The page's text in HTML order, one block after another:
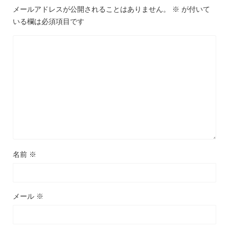
メールアドレスが公開されることはありません。 ※ が付いて
いる欄は必須項目です
名前 ※
メール ※